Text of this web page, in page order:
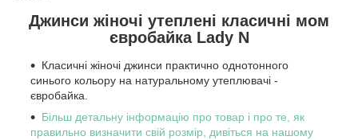
Джинси жіночі утеплені класичні мом
євробайка Lady N
Класичні жіночі джинси практично однотонного
синього кольору на натуральному утеплювачі -
євробайка.
Більш детальну інформацію про товар і про те, як
правильно визначити свій розмір, дивіться на нашому